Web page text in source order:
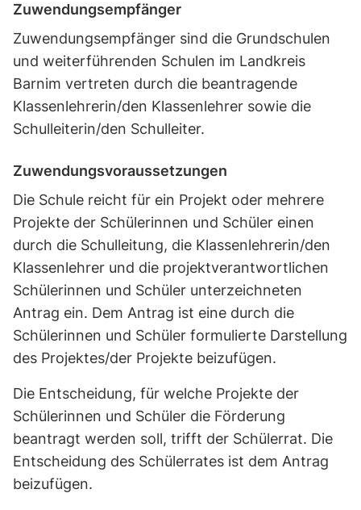
Zuwendungsempfänger
Zuwendungsempfänger sind die Grundschulen
und weiterführenden Schulen im Landkreis
Barnim vertreten durch die beantragende
Klassenlehrerin/den Klassenlehrer sowie die
Schulleiterin/den Schulleiter.
Zuwendungsvoraussetzungen
Die Schule reicht für ein Projekt oder mehrere
Projekte der Schülerinnen und Schüler einen
durch die Schulleitung, die Klassenlehrerin/den
Klassenlehrer und die projektverantwortlichen
Schülerinnen und Schüler unterzeichneten
Antrag ein. Dem Antrag ist eine durch die
Schülerinnen und Schüler formulierte Darstellung
des Projektes/der Projekte beizufügen.
Die Entscheidung, für welche Projekte der
Schülerinnen und Schüler die Förderung
beantragt werden soll, trifft der Schülerrat. Die
Entscheidung des Schülerrates ist dem Antrag
beizufügen.